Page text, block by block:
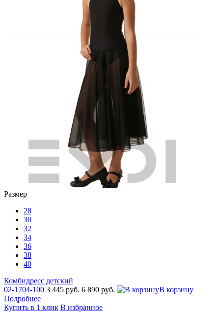
Размер
28
30
32
34
36
38
40
Комбидресс детский
02-1704-100 3 445 руб. 6 890 руб.
В корзину
Подробнее
Купить в 1 клик В избранное